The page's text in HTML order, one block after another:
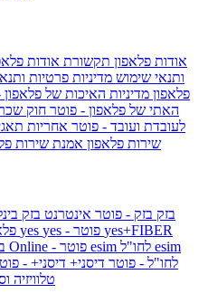
אודות פלאפון תקשורת אודות
ותנאי שימוש מדיניות פרטיות
פלאפון מדיניות האיכות של
האתי של פלאפון - פוטר חוק
לעובדת ועובד - פוטר אחריות
שירות פלאפון אמנת שירות
בזק בזק - פוטר אינטרנט בזק
yes
yes+FIBER
esim
לחו"ל - פוטר דיסני+ דיסני+ -
טלוויזיה